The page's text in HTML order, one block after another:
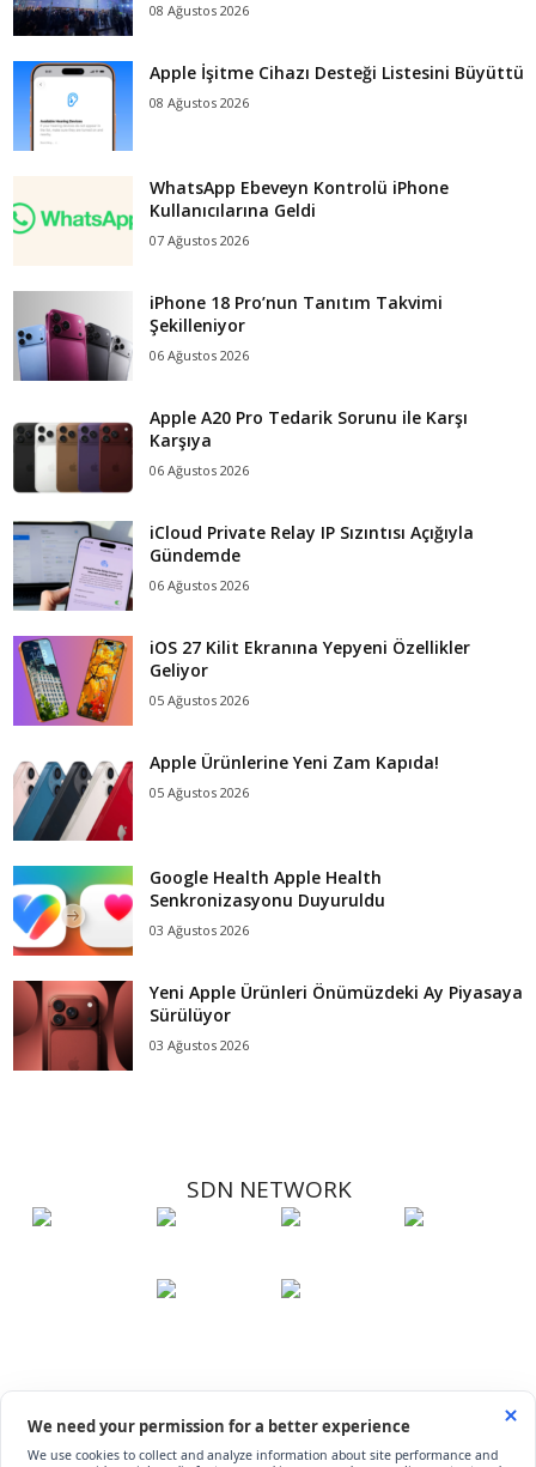
08 Ağustos 2026
Apple İşitme Cihazı Desteği Listesini Büyüttü
08 Ağustos 2026
WhatsApp Ebeveyn Kontrolü iPhone
Kullanıcılarına Geldi
07 Ağustos 2026
iPhone 18 Pro’nun Tanıtım Takvimi
Şekilleniyor
06 Ağustos 2026
Apple A20 Pro Tedarik Sorunu ile Karşı
Karşıya
06 Ağustos 2026
iCloud Private Relay IP Sızıntısı Açığıyla
Gündemde
06 Ağustos 2026
iOS 27 Kilit Ekranına Yepyeni Özellikler
Geliyor
05 Ağustos 2026
Apple Ürünlerine Yeni Zam Kapıda!
05 Ağustos 2026
Google Health Apple Health
Senkronizasyonu Duyuruldu
03 Ağustos 2026
Yeni Apple Ürünleri Önümüzdeki Ay Piyasaya
Sürülüyor
03 Ağustos 2026
SDN NETWORK